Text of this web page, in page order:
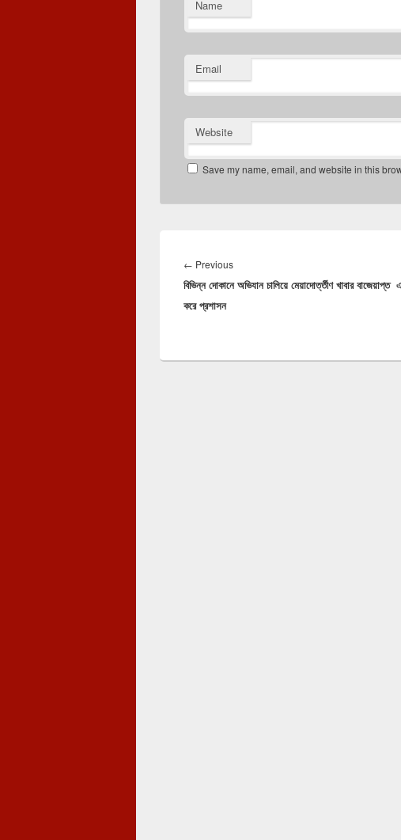
Name
Email
Website
Save my name, email, and website in this
navigation
← PreviousPrevious
post:
বিভিন্ন দোকানে অভিযান চালিয়ে মেয়াদোর্ত্তীণ খাবার বাজেয়াপ্ত
করে প্রশাসন